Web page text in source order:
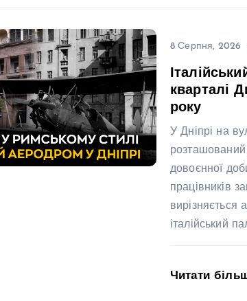
8 Серпня, 2026
кварталі
року
У Дніпрі на
довоєнної
працівників
вирізняється
італійський
Читати